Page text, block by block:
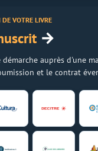
VOTRE LIVRE
→
auprès d'une
et le contrat